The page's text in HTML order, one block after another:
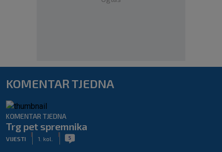
KOMENTAR TJEDNA
KOMENTAR TJEDNA
Trg pet spremnika
VIJESTI 1. kol. 5